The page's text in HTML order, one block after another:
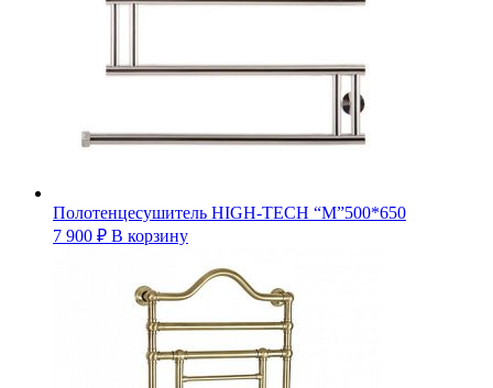
Полотенцесушитель HIGH-TECH “М”500*650
7 900 ₽ В корзину